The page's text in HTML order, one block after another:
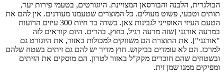
הבולגרית, הלבנה והבורסאן המצויינת. היוגורטים, בטעמי פירות יער,
תותים וטבעי, פשוט מעולים. כל המוצרים שטעמנו מעודנים. אין להם את
הטעם העיזי האופייני לגבינות צאן. בשדה בר חיות 300 עיזים הרועות
במרעה אורגני [שזה מרעה רגיל, בחוץ, בהרים. היום קוראים לזה
"אורגני"]. את התוצרת הם משווקים למכולות באזור, את היוגורט גם
למרכז. הם לא עומדים בביקוש. חוץ מדיר יש להם גם זיתים בשטח שלהם
ובשטחים שהם חוכרים מקק"ל באזור לטרון. הם מוסקים את הזיתים
ומפיקים ממנו שמן זית.